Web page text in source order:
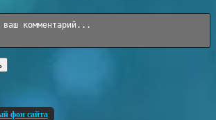
фон сайта